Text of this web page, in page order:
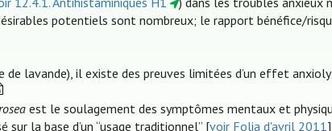
potentiels sont nombreux; le rapport bénéfice/
de lavande), il existe des preuves limitées d’un effet
est le soulagement des symptômes mentaux et
sur la base d’un “usage traditionnel” [voir Folia d'avril 2011